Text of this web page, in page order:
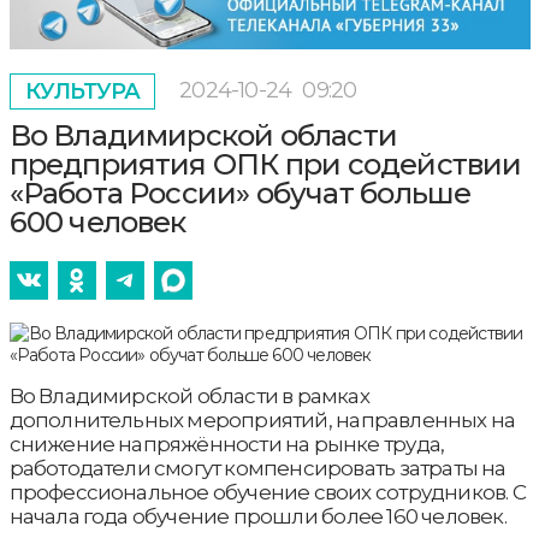
КУЛЬТУРА 2024-10-24 09:20
Во Владимирской области
предприятия ОПК при содействии
«Работа России» обучат больше
600 человек
Во Владимирской области в рамках
дополнительных мероприятий, направленных на
снижение напряжённости на рынке труда,
работодатели смогут компенсировать затраты на
профессиональное обучение своих сотрудников. С
начала года обучение прошли более 160 человек.